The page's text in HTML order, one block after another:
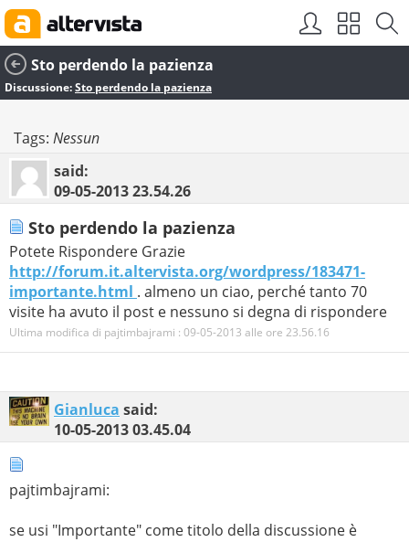
Sto perdendo la pazienza
Discussione:Sto perdendo la pazienza
Tags: Nessun
said:
09-05-201323.54.26
Sto perdendo la pazienza
Potete Rispondere Grazie
http://forum.it.altervista.org/wordpress/183471-
importante.html . almeno un ciao, perché tanto 70
visite ha avuto il post e nessuno si degna di rispondere
Ultima modifica di pajtimbajrami : 09-05-2013 alle ore 23.56.16
Gianluca said:
10-05-201303.45.04
pajtimbajrami:
se usi "Importante" come titolo della discussione è